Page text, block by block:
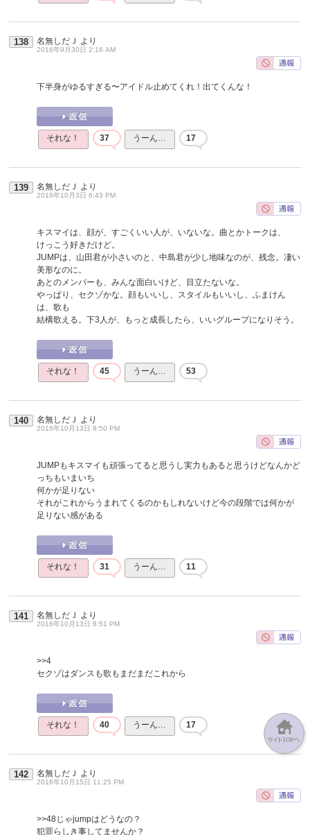
138 名無しだＪ より
2016年9月30日 2:16 AM
下半身がゆるすぎる〜アイドル止めてくれ！出てくんな！
それな！ 37 うーん… 17
139 名無しだＪ より
2016年10月3日 6:43 PM
キスマイは、顔が、すごくいい人が、いないな。曲とかトークは、
けっこう好きだけど。
JUMPは、山田君が小さいのと、中島君が少し地味なのが、残念。凄い
美形なのに。
あとのメンバーも、みんな面白いけど、目立たないな。
やっぱり、セクゾかな。顔もいいし、スタイルもいいし、ふまけん
は、歌も
結構歌える。下3人が、もっと成長したら、いいグループになりそう。
それな！ 45 うーん… 53
140 名無しだＪ より
2016年10月13日 8:50 PM
JUMPもキスマイも頑張ってると思うし実力もあると思うけどなんかど
っちもいまいち
何かが足りない
それがこれからうまれてくるのかもしれないけど今の段階では何かが
足りない感がある
それな！ 31 うーん… 11
141 名無しだＪ より
2016年10月13日 8:51 PM
>>4
セクゾはダンスも歌もまだまだこれから
それな！ 40 うーん… 17
142 名無しだＪ より
2016年10月15日 11:25 PM
>>48じゃjumpはどうなの？
犯罪らしき事してませんか？